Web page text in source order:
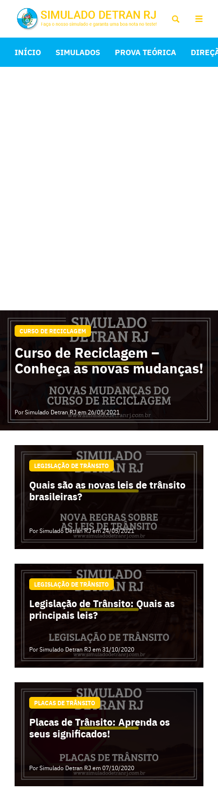
INÍCIO SIMULADOS PROVA TEÓRICA
CURSO DE RECICLAGEM
Curso de Reciclagem –
Conheça as novas mudanças!
Por Simulado Detran RJ em 26/05/2021
LEGISLAÇÃO DE TRÂNSITO
Quais são as novas leis de trânsito
brasileiras?
Por Simulado Detran RJem 24/05/2021
LEGISLAÇÃO DE TRÂNSITO
Legislação de Trânsito: Quais as
principais leis?
Por Simulado Detran RJ em 31/10/2020
PLACAS DE TRÂNSITO
Placas de Trânsito: Aprenda os
seus significados!
Por Simulado Detran RJ em 07/10/2020